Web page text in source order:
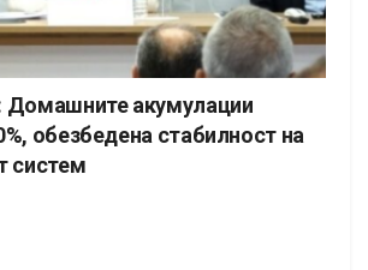
Домашните акумулации
обезбедена стабилност на
систем